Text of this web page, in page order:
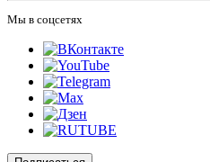
Мы в соцсетях